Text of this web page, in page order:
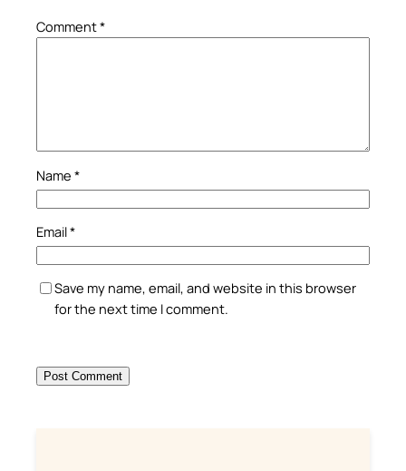
Comment*
Name *
Email*
Save my name, email, and website in this browser
for the next time I comment.